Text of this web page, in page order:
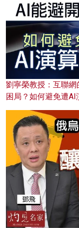
劉寧榮教授：互聯
困局？如何避免遭AI